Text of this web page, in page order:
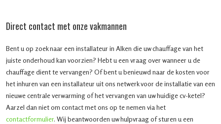
Direct contact met onze vakmannen
Bent u op zoek naar een installateur in Alken die uw chauffage van het
juiste onderhoud kan voorzien? Hebt u een vraag over wanneer u de
chauffage dient te vervangen? Of bent u benieuwd naar de kosten voor
het inhuren van een installateur uit ons netwerk voor de installatie van een
nieuwe centrale verwarming of het vervangen van uw huidige cv-ketel?
Aarzel dan niet om contact met ons op te nemen via het
contactformulier. Wij beantwoorden uw hulpvraag of sturen u een